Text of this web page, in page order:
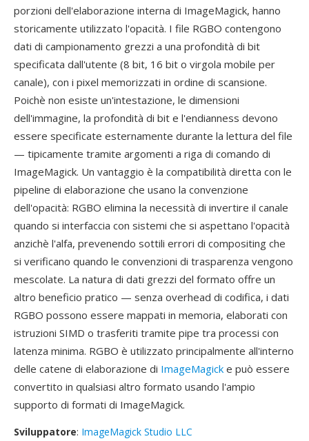
porzioni dell'elaborazione interna di ImageMagick, hanno
storicamente utilizzato l'opacità. I file RGBO contengono
dati di campionamento grezzi a una profondità di bit
specificata dall'utente (8 bit, 16 bit o virgola mobile per
canale), con i pixel memorizzati in ordine di scansione.
Poichè non esiste un'intestazione, le dimensioni
dell'immagine, la profondità di bit e l'endianness devono
essere specificate esternamente durante la lettura del file
— tipicamente tramite argomenti a riga di comando di
ImageMagick. Un vantaggio è la compatibilità diretta con le
pipeline di elaborazione che usano la convenzione
dell'opacità: RGBO elimina la necessità di invertire il canale
quando si interfaccia con sistemi che si aspettano l'opacità
anzichè l'alfa, prevenendo sottili errori di compositing che
si verificano quando le convenzioni di trasparenza vengono
mescolate. La natura di dati grezzi del formato offre un
altro beneficio pratico — senza overhead di codifica, i dati
RGBO possono essere mappati in memoria, elaborati con
istruzioni SIMD o trasferiti tramite pipe tra processi con
latenza minima. RGBO è utilizzato principalmente all'interno
delle catene di elaborazione di ImageMagick e può essere
convertito in qualsiasi altro formato usando l'ampio
supporto di formati di ImageMagick.
Sviluppatore: ImageMagick Studio LLC